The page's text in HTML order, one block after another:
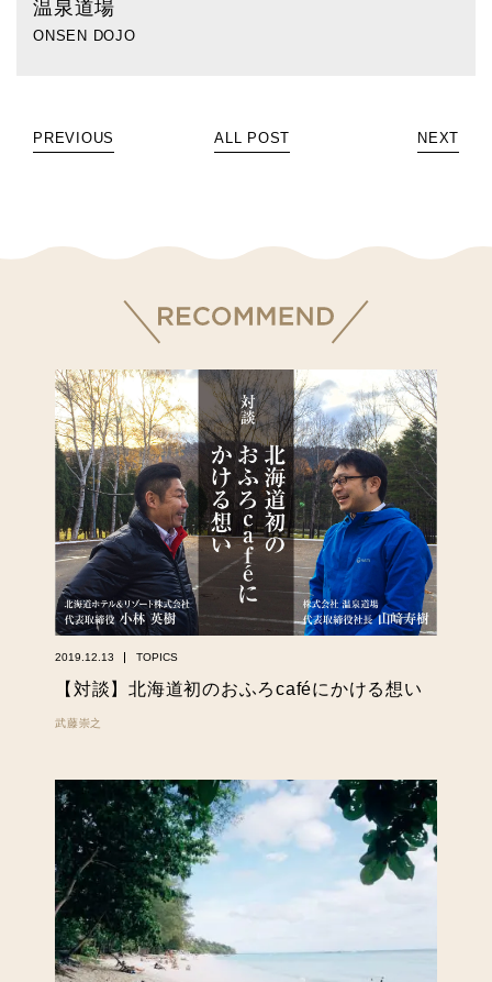
温泉道場
ONSEN DOJO
PREVIOUS ALL POST NEXT
2019.12.13 TOPICS
【対談】北海道初のおふろcaféにかける想い
武藤崇之